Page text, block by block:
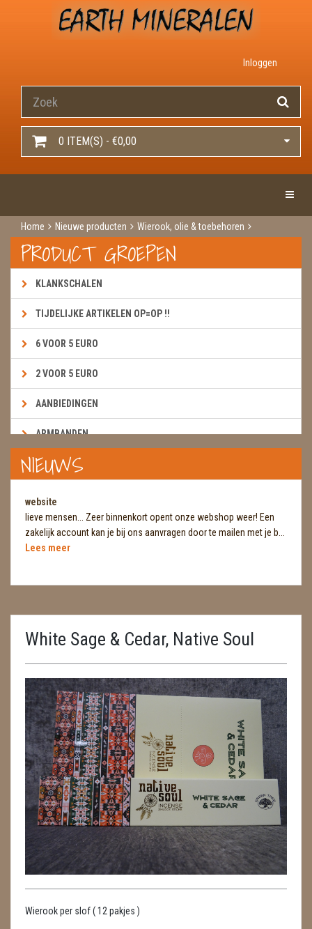
Inloggen
0 ITEM(S) - €0,00
Home Nieuwe producten
Wierook, olie & toebehoren
Wierook
White sage & cedar, native soul
PRODUCT GROEPEN
KLANKSCHALEN
TIJDELIJKE ARTIKELEN OP=OP !!
6 VOOR 5 EURO
2 VOOR 5 EURO
AANBIEDINGEN
ARMBANDEN
BOEKEN & KAARTEN E.A.R.T.H.
BROEKZAKSTENEN
CADEAUBONNEN
DIERTJES
DIVERSE
ENGELEN
GEODE 'S / STANDAARDS
GESLEPEN STENEN
HANGERS
HARTEN
HUISREINIGING
KAARSEN
MASSAGE
NIEUWS
website
lieve mensen... Zeer binnenkort opent onze webshop weer! Een
zakelijk account kan je bij ons aanvragen door te mailen met je b...
Lees meer
White Sage & Cedar, Native Soul
Wierook per slof ( 12 pakjes )